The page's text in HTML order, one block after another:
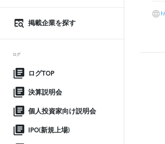
掲載企業を探す
ログ
ログTOP
決算説明会
個人投資家向け説明会
IPO(新規上場)